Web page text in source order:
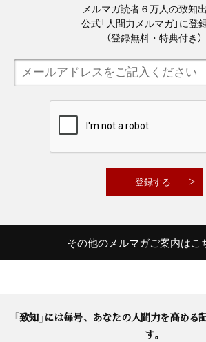
メルマガ読者６万人の致知
公式「人間力メルマガ」に登
（登録無料・特典付き）
その他のメルマガご案内はこ
『致知』には毎号、あなたの人間力を高める
す。